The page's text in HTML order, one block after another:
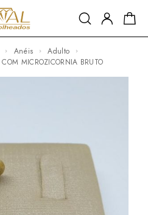
Anéis
Adulto
COM MICROZICORNIA BRUTO